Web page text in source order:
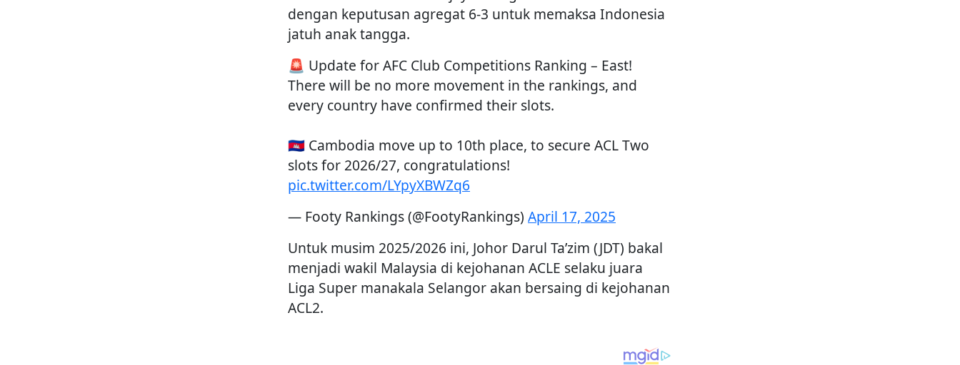
dengan keputusan agregat 6-3 untuk memaksa Indonesia
jatuh anak tangga.
🚨 Update for AFC Club Competitions Ranking – East!
There will be no more movement in the rankings, and
every country have confirmed their slots.
🇰🇭 Cambodia move up to 10th place, to secure ACL Two
slots for 2026/27, congratulations!
pic.twitter.com/LYpyXBWZq6
— Footy Rankings (@FootyRankings) April 17, 2025
Untuk musim 2025/2026 ini, Johor Darul Ta’zim (JDT) bakal
menjadi wakil Malaysia di kejohanan ACLE selaku juara
Liga Super manakala Selangor akan bersaing di kejohanan
ACL2.